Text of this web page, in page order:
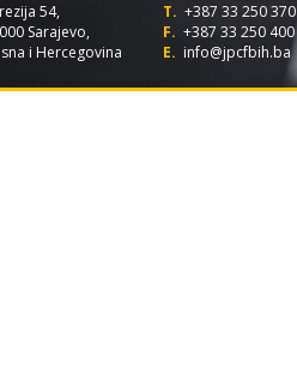
54,
Sarajevo,
i Hercegovina
T. +387 33 250 370
F. +387 33 250 400
E. info@jpcfbih.ba